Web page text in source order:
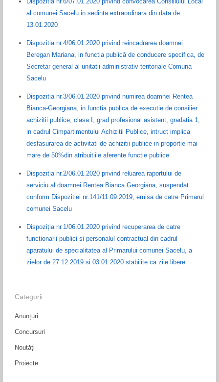
al comunei Sacelu in sedinta extraordinara din data de
13.01.2020
Dispozitia nr.4/06.01.2020 privind reincadrarea doamnei
Beregan Mariana, in functia publică de conducere specifica, de
Secretar general al unitatii administrativ-teritoriale Comuna
Sacelu
Dispozitia nr.3/06.01.2020 privind numirea doamnei Rentea
Bianca-Georgiana, in functia publica de executie de consilier
achizitii publice, clasa I, grad profesional asistent, gradatia 1,
in cadrul Cimpartimentului Achizitii Publice, intruct implica
desfasurarea de activitati de achizitii publice in proportie mai
mare de 50%din atribuitiile aferente functie publice
Dispozitia nr.2/06.01.2020 privind reluarea raportului de
serviciu al doamnei Rentea Bianca Georgiana, suspendat
conform Dispozitiei nr.141/11.09.2019, emisa de catre Primarul
comunei Sacelu
Dispoziția nr.1/06.01.2020 privind recuperarea de catre
functionarii publici si personalul contractual din cadrul
aparatului de specialitatea al Primarului comunei Sacelu, a
zielor de 27.12.2019 si 03.01.2020 stabilite ca zile libere
Categorii
Anunțuri
Concursuri
Noutăți
Proiecte